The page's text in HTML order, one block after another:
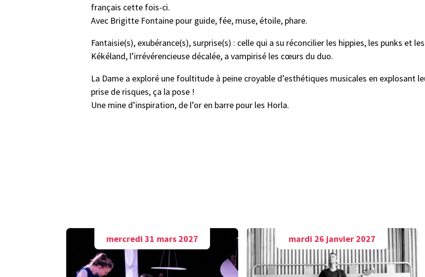
français cette fois-ci.
Avec Brigitte Fontaine pour guide, fée, muse, étoile, phare.
Fantaisie(s), exubérance(s), surprise(s) : celle qui a su réconcilier les hippies, les punks et
Kékéland, l’irrévérencieuse décalée, a vampirisé les cœurs du duo.
La Dame a exploré une foultitude à peine croyable d’esthétiques musicales en explosant
prise de risques, ça la pose !
Une mine d’inspiration, de l’or en barre pour les Horla.
mercredi 31 mars 2027 mardi 26 janvier 2027